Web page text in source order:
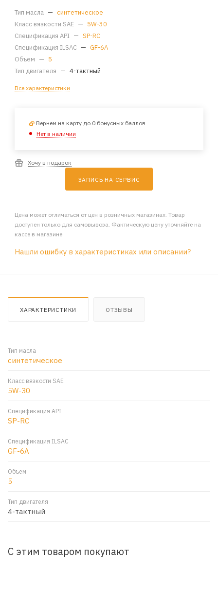
Тип масла — синтетическое
Класс вязкости SAE — 5W-30
Спецификация API — SP-RC
Спецификация ILSAC — GF-6A
Объем — 5
Тип двигателя — 4-тактный
Все характеристики
Вернем на карту до 0 бонусных баллов
Нет в наличии
Хочу в подарок
ЗАПИСЬ НА СЕРВИС
Цена может отличаться от цен в розничных магазинах. Товар
доступен только для самовывоза. Фактическую цену уточняйте на
кассе в магазине
Нашли ошибку в характеристиках или описании?
ХАРАКТЕРИСТИКИ ОТЗЫВЫ
Тип масла
синтетическое
Класс вязкости SAE
5W-30
Спецификация API
SP-RC
Спецификация ILSAC
GF-6A
Объем
5
Тип двигателя
4-тактный
С этим товаром покупают